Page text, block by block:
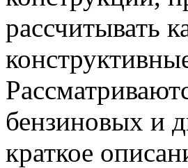
рассчитывать
бензиновых и
краткое